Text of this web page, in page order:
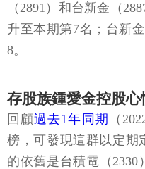
（2891）和台新金（
升至本期第7名；台新
8。
存股族鍾愛金控股心
回顧過去1年同期
（
榜，可發現這群以定期
的依舊是台積電（